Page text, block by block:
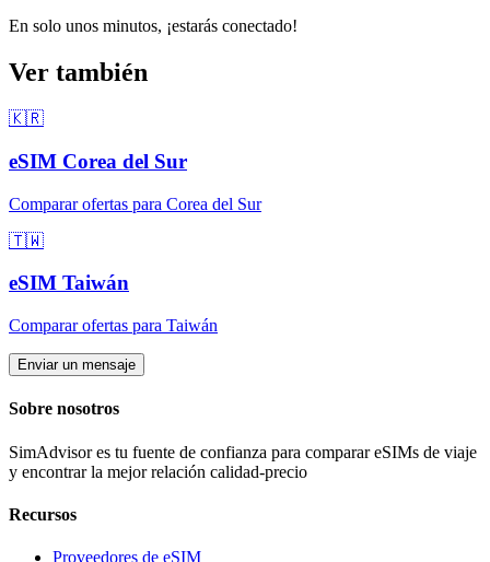
En solo unos minutos, ¡estarás conectado!
Ver también
🇰🇷
eSIM Corea del Sur
Comparar ofertas para Corea del Sur
🇹🇼
eSIM Taiwán
Comparar ofertas para Taiwán
Enviar un mensaje
Sobre nosotros
SimAdvisor es tu fuente de confianza para comparar eSIMs de viaje
y encontrar la mejor relación calidad-precio
Recursos
Proveedores de eSIM